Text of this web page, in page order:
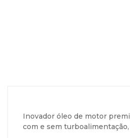
Inovador óleo de motor
com e sem